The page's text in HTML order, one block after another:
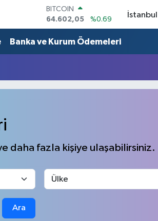
BITCOIN
64.602,05
%0.69
DOLAR
47,5986
%0.06
64,2438
%0.21
GRAM ALTIN
İstanbul
Banka ve Kurum Ödemeleri
daha fazla kişiye ulaşabilirsiniz.
Ara